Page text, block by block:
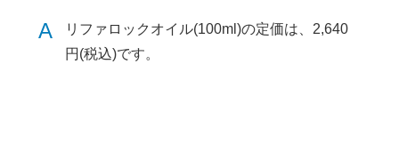
A
リファロックオイル(100ml)の定価は、2,640
円(税込)です。